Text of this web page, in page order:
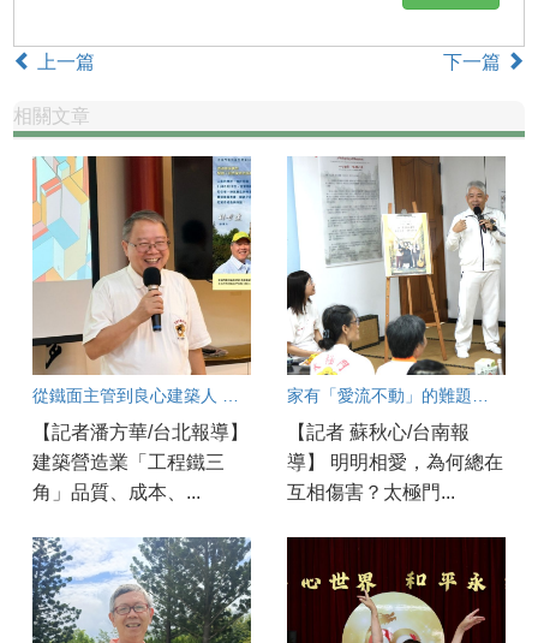
上一篇 下一篇
相關文章
【記者潘方華/台北報導】
建築營造業「工程鐵三
角」品質、成本、...
【記者 蘇秋心/台南報
導】 明明相愛，為何總在
互相傷害？太極門...